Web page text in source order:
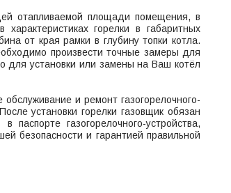
отапливаемой площади помещения, в
горелки в габаритных
от края рамки в глубину топки котла.
произвести точные замеры для
для установки или замены на Ваш котёл
и ремонт газогорелочного-
установки горелки газовщик обязан
газогорелочного-устройства,
безопасности и гарантией правильной